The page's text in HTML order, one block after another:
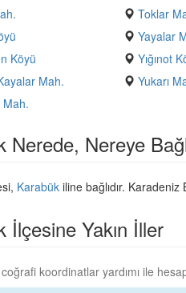
Toklar
Yayalar
Köyü
Yığınot
Mah.
Yukarı
Mah.
Nerede, Nereye
Karabük iline bağlıdır.
İlçesine Yakın İller
koordinatlar yardımı ile